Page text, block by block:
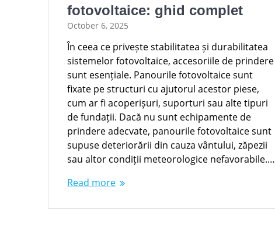
fotovoltaice: ghid complet
October 6, 2025
În ceea ce privește stabilitatea și durabilitatea
sistemelor fotovoltaice, accesoriile de prindere
sunt esențiale. Panourile fotovoltaice sunt
fixate pe structuri cu ajutorul acestor piese,
cum ar fi acoperișuri, suporturi sau alte tipuri
de fundații. Dacă nu sunt echipamente de
prindere adecvate, panourile fotovoltaice sunt
supuse deteriorării din cauza vântului, zăpezii
sau altor condiții meteorologice nefavorabile.…
Read more